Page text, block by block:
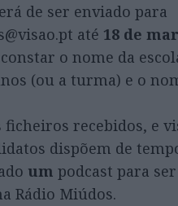
de ser enviado para
até 18 de
o nome da
(ou a turma) e o
ficheiros recebidos, e
dispõem de
um podcast para ser
Rádio Miúdos.